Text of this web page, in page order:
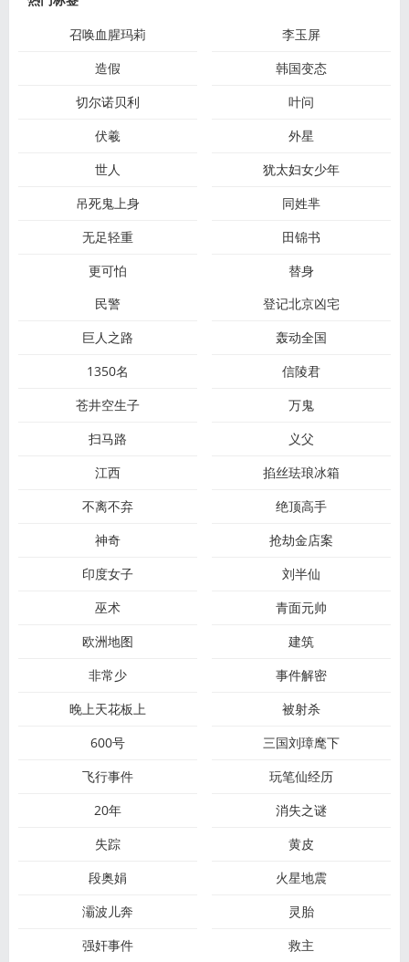
召唤血腥玛莉
李玉屏
造假
韩国变态
切尔诺贝利
叶问
伏羲
外星
世人
犹太妇女少年
吊死鬼上身
同姓芈
无足轻重
田锦书
更可怕
替身
民警
登记北京凶宅
巨人之路
轰动全国
1350名
信陵君
苍井空生子
万鬼
扫马路
义父
江西
掐丝珐琅冰箱
不离不弃
绝顶高手
神奇
抢劫金店案
印度女子
刘半仙
巫术
青面元帅
欧洲地图
建筑
非常少
事件解密
晚上天花板上
被射杀
600号
三国刘璋麾下
飞行事件
玩笔仙经历
20年
消失之谜
失踪
黄皮
段奥娟
火星地震
灞波儿奔
灵胎
强奸事件
救主